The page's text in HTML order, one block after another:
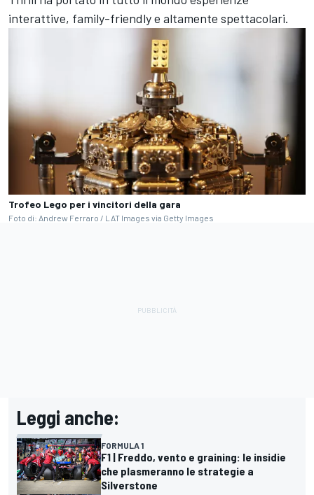
interattive, family-friendly e altamente spettacolari.
Trofeo Lego per i vincitori della gara
Foto di: Andrew Ferraro / LAT Images via Getty Images
Leggi anche:
FORMULA 1
F1 | Freddo, vento e graining: le insidie
che plasmeranno le strategie a
Silverstone